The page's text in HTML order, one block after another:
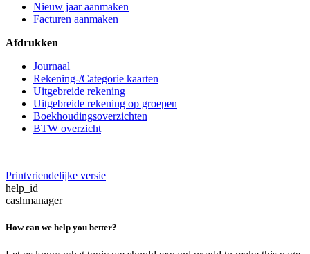
Nieuw jaar aanmaken
Facturen aanmaken
Afdrukken
Journaal
Rekening-/Categorie kaarten
Uitgebreide rekening
Uitgebreide rekening op groepen
Boekhoudingsoverzichten
BTW overzicht
Printvriendelijke versie
help_id
cashmanager
How can we help you better?